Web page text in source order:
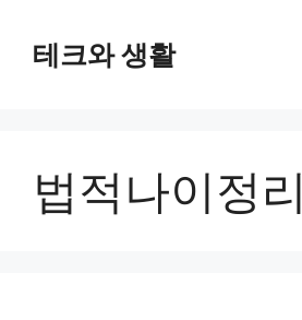
테크와 생활
법적나이정리